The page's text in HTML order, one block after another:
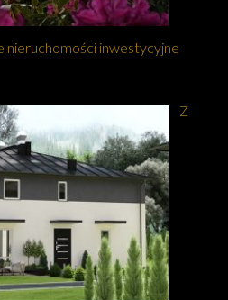
nieruchomości inwestycyjne
Z